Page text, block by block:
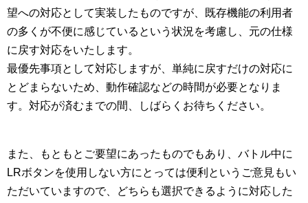
望への対応として実装したものですが、既存機能の利用者
の多くが不便に感じているという状況を考慮し、元の仕様
に戻す対応をいたします。
最優先事項として対応しますが、単純に戻すだけの対応に
とどまらないため、動作確認などの時間が必要となりま
す。対応が済むまでの間、しばらくお待ちください。
また、もともとご要望にあったものでもあり、バトル中に
LRボタンを使用しない方にとっては便利というご意見もい
ただいていますので、どちらも選択できるように対応した